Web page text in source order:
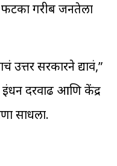
गरीब जनतेला
सरकारने द्यावं,”
दरवाढ आणि केंद्र
साधला.